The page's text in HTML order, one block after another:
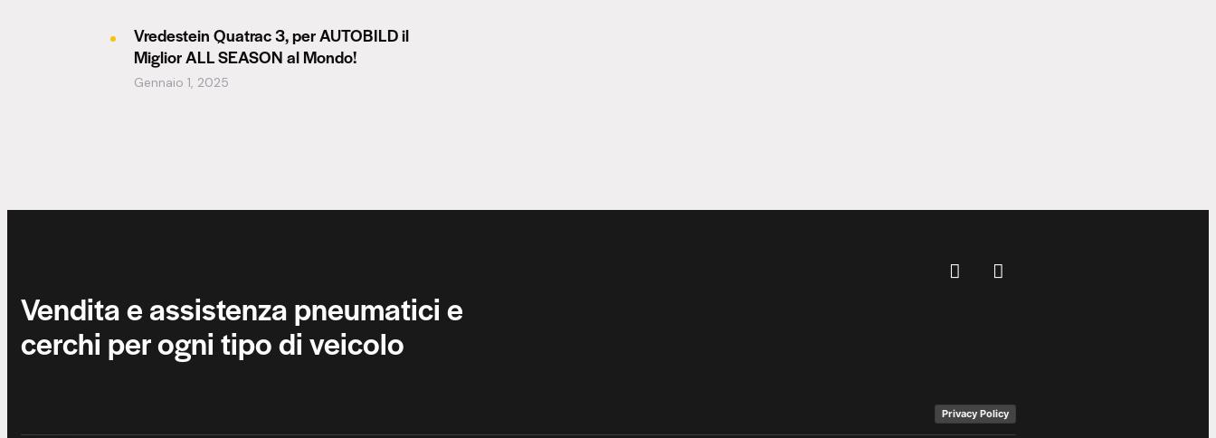
Vredestein Quatrac 3, per AUTOBILD il
Miglior ALL SEASON al Mondo!
Gennaio 1, 2025
Vendita e assistenza pneumatici e
cerchi per ogni tipo di veicolo
Privacy Policy